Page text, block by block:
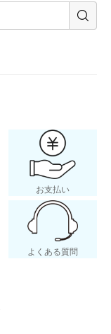
お支払い
よくある質問